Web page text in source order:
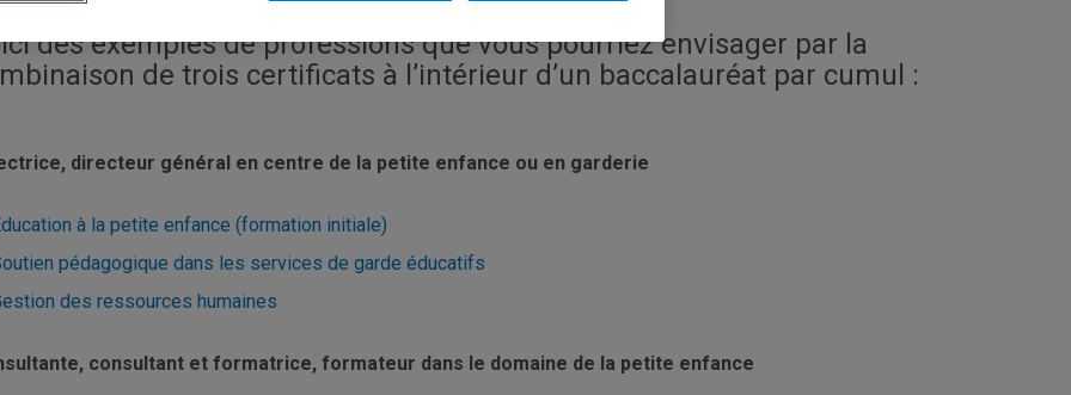
des exemples de professions que vous pourriez envisager par la
de trois certificats à l’intérieur d’un baccalauréat par cumul :
directeur général en centre de la petite enfance ou en garderie
à la petite enfance (formation initiale)
pédagogique dans les services de garde éducatifs
des ressources humaines
consultant et formatrice, formateur dans le domaine de la petite enfance